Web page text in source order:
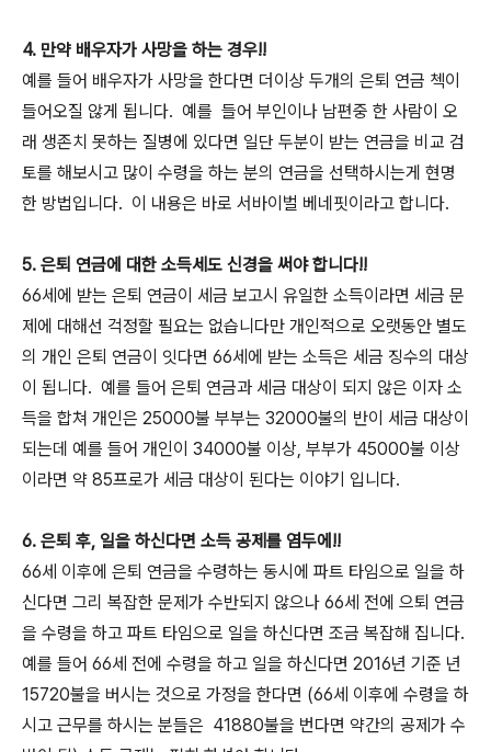
4. 만약 배우자가 사망을 하는 경우!!
예를 들어 배우자가 사망을 한다면 더이상 두개의 은퇴 연금 첵이
들어오질 않게 됩니다. 예를 들어 부인이나 남편중 한 사람이 오
래 생존치 못하는 질병에 있다면 일단 두분이 받는 연금을 비교 검
토를 해보시고 많이 수령을 하는 분의 연금을 선택하시는게 현명
한 방법입니다. 이 내용은 바로 서바이벌 베네핏이라고 합니다.
5. 은퇴 연금에 대한 소득세도 신경을 써야 합니다!!
66세에 받는 은퇴 연금이 세금 보고시 유일한 소득이라면 세금 문
제에 대해선 걱정할 필요는 없습니다만 개인적으로 오랫동안 별도
의 개인 은퇴 연금이 잇다면 66세에 받는 소득은 세금 징수의 대상
이 됩니다. 예를 들어 은퇴 연금과 세금 대상이 되지 않은 이자 소
득을 합쳐 개인은 25000불 부부는 32000불의 반이 세금 대상이
되는데 예를 들어 개인이 34000불 이상, 부부가 45000불 이상
이라면 약 85프로가 세금 대상이 된다는 이야기 입니다.
6. 은퇴 후, 일을 하신다면 소득 공제를 염두에!!
66세 이후에 은퇴 연금을 수령하는 동시에 파트 타임으로 일을 하
신다면 그리 복잡한 문제가 수반되지 않으나 66세 전에 으퇴 연금
을 수령을 하고 파트 타임으로 일을 하신다면 조금 복잡해 집니다.
예를 들어 66세 전에 수령을 하고 일을 하신다면 2016년 기준 년
15720불을 버시는 것으로 가정을 한다면 (66세 이후에 수령을 하
시고 근무를 하시는 분들은 41880불을 번다면 약간의 공제가 수